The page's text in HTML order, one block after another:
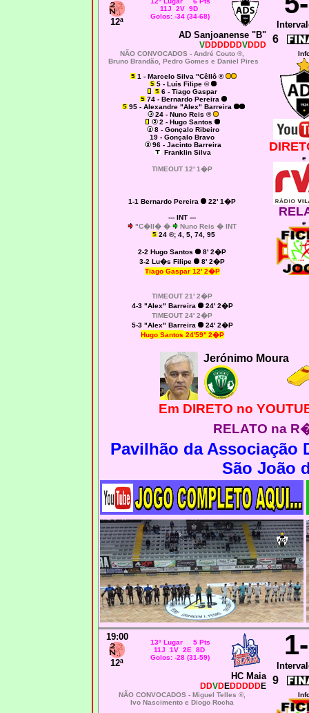
12ª
11J 2V 9D
Golos: -34 (34-68)
AD Sanjoanense "B"
VDDDDDDVDDD 6
NÃO CONVOCADOS - André Couto ®,
Bruno Brandão, Pedro Gomes e Daniel Pires
1 - Marcelo Silva "Cêllô ®
5 - Luís Filipe ©
6 - Tiago Gaspar
74 - Bernardo Pereira
95 - Alexandre "Alex" Barreira
24 - Nuno Reis ®
2 - Hugo Santos
8 - Gonçalo Ribeiro
19 - Gonçalo Bravo
96 - Jacinto Barreira
Franklin Silva
TIMEOUT 12' 1�P
1-1 Bernardo Pereira 22' 1�P
--- INT ---
"C�ll� �
Nuno Reis � INT
24®; 4, 5, 74, 95
2-2 Hugo Santos
8' 2�P
3-2 Lu�s Filipe
8' 2�P
Tiago Gaspar 12' 2�P
TIMEOUT 21' 2�P
4-3 "Alex" Barreira
24' 2�P
TIMEOUT 24' 2�P
5-3 "Alex" Barreira
24' 2�P
Hugo Santos 24'59'' 2�P
e
e
Jerónimo Moura
Em DIRETO no
RELATO na
Pavilhão da Associação
São João
19:00
12ª
13º Lugar 5 Pts
11J 1V 2E 8D
Golos: -28 (31-59)
HC Maia
DDVDEDDDDDE 9
NÃO CONVOCADOS - Miguel Telles ®,
Ivo Nascimento e Diogo Rocha